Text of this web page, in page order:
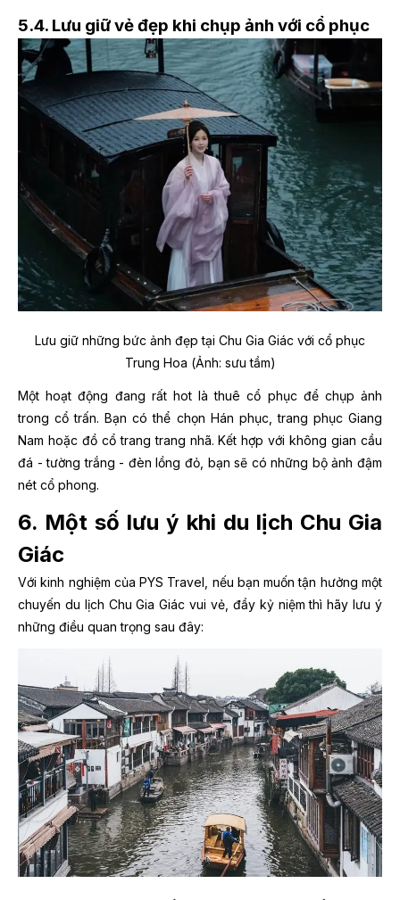
5.4. Lưu giữ vẻ đẹp khi chụp ảnh với cổ phục
Lưu giữ những bức ảnh đẹp tại Chu Gia Giác với cổ phục
Trung Hoa (Ảnh: sưu tầm)
Một hoạt động đang rất hot là thuê cổ phục để chụp ảnh
trong cổ trấn. Bạn có thể chọn Hán phục, trang phục Giang
Nam hoặc đồ cổ trang trang nhã. Kết hợp với không gian cầu
đá - tường trắng - đèn lồng đỏ, bạn sẽ có những bộ ảnh đậm
nét cổ phong.
6. Một số lưu ý khi du lịch Chu Gia
Giác
Với kinh nghiệm của PYS Travel, nếu bạn muốn tận hưởng một
chuyến du lịch Chu Gia Giác vui vẻ, đầy kỷ niệm thì hãy lưu ý
những điều quan trọng sau đây: